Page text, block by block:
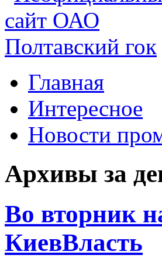
Главная
Интересное
Новости
Архивы за
Во вторник
КиевВласть